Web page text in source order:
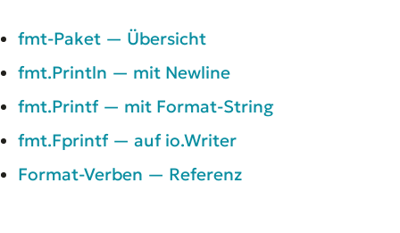
fmt-Paket — Übersicht
fmt.Println — mit Newline
fmt.Printf — mit Format-String
fmt.Fprintf — auf io.Writer
Format-Verben — Referenz